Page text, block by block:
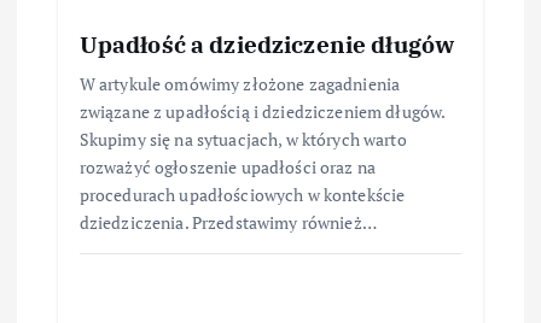
Upadłość a dziedziczenie długów
W artykule omówimy złożone zagadnienia
związane z upadłością i dziedziczeniem długów.
Skupimy się na sytuacjach, w których warto
rozważyć ogłoszenie upadłości oraz na
procedurach upadłościowych w kontekście
dziedziczenia. Przedstawimy również…